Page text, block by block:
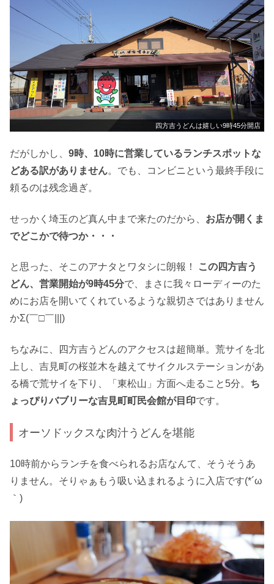
四方吉うどんは嬉しい9時45分開店
だがしかし、 9時、10時に営業しているランチスポットな
どある訳がありません。でも、コンビニという最終手段に
頼るのは残念過ぎ。
せっかく埼玉のど真ん中まで来たのだから、 お店が開くま
でどこかで待つか・・・
と思った、そこのアナタとワタシに朗報！
この四方吉う
どん、営業開始が9時45分で、まさに我々ローディーのた
めにお店を開いてくれているような親切さではありません
かΣ(￣□￣|||)
ちなみに、四方吉うどんのアクセスは超簡単。荒サイを北
上し、吉見町の桜並木を越えてサイクルステーションがあ
る橋で荒サイを下り、「東松山」方面へ走ること5分。 ち
ょっぴりバブリーな吉見町町民会館が目印です。
オーソドックスな肉汁うどんを堪能
10時前からランチを食べられるお店なんて、そうそうあ
りません。そりゃぁもう吸い込まれるように入店です(*´ω
｀)